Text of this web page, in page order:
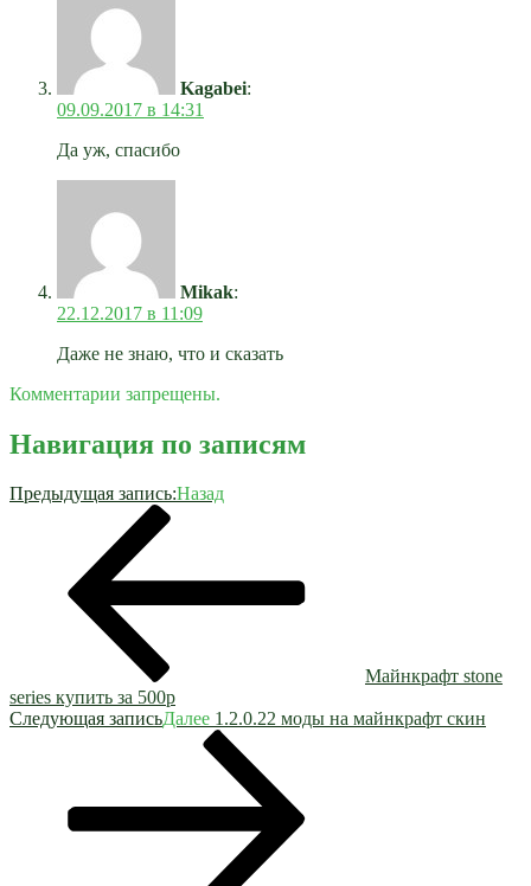
Kagabei:
09.09.2017 в 14:31
Да уж, спасибо
Mikak:
22.12.2017 в 11:09
Даже не знаю, что и сказать
Комментарии запрещены.
Навигация по записям
Предыдущая запись:Назад
Майнкрафт stone
series купить за 500р
Следующая записьДалее 1.2.0.22 моды на майнкрафт скин